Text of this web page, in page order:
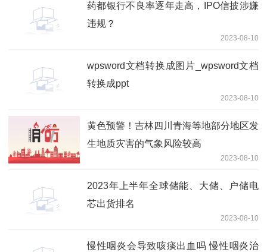
药都银行不良率逐年走高，IPO信披涉嫌
违规？
2023-08-10
wpsword文档转换成图片_wpsword文档
转换成ppt
2023-08-10
黄色预警！吉林四川青海等地部分地区发
生地质灾害的气象风险较高
2023-08-10
2023年上半年全球储能、大储、户储电
芯出货排名
2023-08-10
慢性咽炎会导致咳痰出血吗 慢性咽炎治